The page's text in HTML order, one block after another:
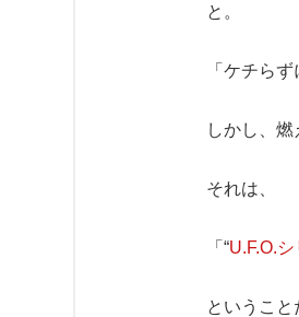
と。
「ケチら
しかし、
それは、
「“U.F.O.
ということ